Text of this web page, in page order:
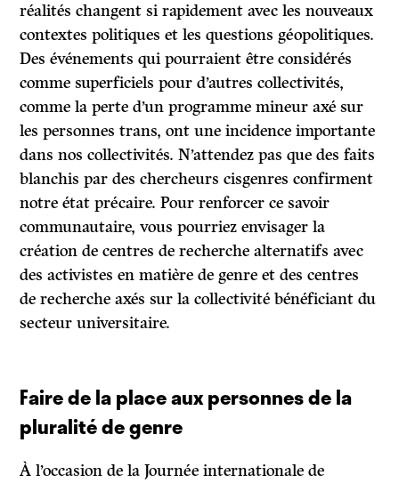
réalités changent si rapidement avec les nouveaux
contextes politiques et les questions géopolitiques.
Des événements qui pourraient être considérés
comme superficiels pour d’autres collectivités,
comme la perte d’un programme mineur axé sur
les personnes trans, ont une incidence importante
dans nos collectivités. N’attendez pas que des faits
blanchis par des chercheurs cisgenres confirment
notre état précaire. Pour renforcer ce savoir
communautaire, vous pourriez envisager la
création de centres de recherche alternatifs avec
des activistes en matière de genre et des centres
de recherche axés sur la collectivité bénéficiant du
secteur universitaire.
Faire de la place aux personnes de la
pluralité de genre
À l’occasion de la Journée internationale de